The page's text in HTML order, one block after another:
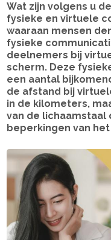
Wat zijn volgens u
fysieke en virtuele
waaraan mensen
fysieke
deelnemers bij
scherm. Deze
een aantal
de afstand bij
in de kilometers,
van de lichaamstaal
beperkingen van